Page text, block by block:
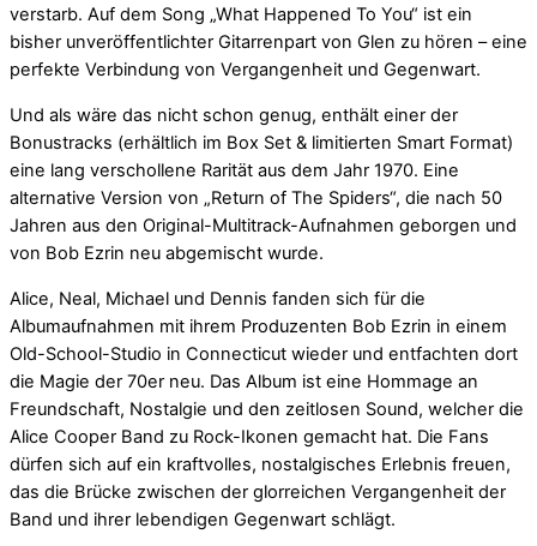
verstarb. Auf dem Song „What Happened To You“ ist ein
bisher unveröffentlichter Gitarrenpart von Glen zu hören – eine
perfekte Verbindung von Vergangenheit und Gegenwart.
Und als wäre das nicht schon genug, enthält einer der
Bonustracks (erhältlich im Box Set & limitierten Smart Format)
eine lang verschollene Rarität aus dem Jahr 1970. Eine
alternative Version von „Return of The Spiders“, die nach 50
Jahren aus den Original-Multitrack-Aufnahmen geborgen und
von Bob Ezrin neu abgemischt wurde.
Alice, Neal, Michael und Dennis fanden sich für die
Albumaufnahmen mit ihrem Produzenten Bob Ezrin in einem
Old-School-Studio in Connecticut wieder und entfachten dort
die Magie der 70er neu. Das Album ist eine Hommage an
Freundschaft, Nostalgie und den zeitlosen Sound, welcher die
Alice Cooper Band zu Rock-Ikonen gemacht hat. Die Fans
dürfen sich auf ein kraftvolles, nostalgisches Erlebnis freuen,
das die Brücke zwischen der glorreichen Vergangenheit der
Band und ihrer lebendigen Gegenwart schlägt.